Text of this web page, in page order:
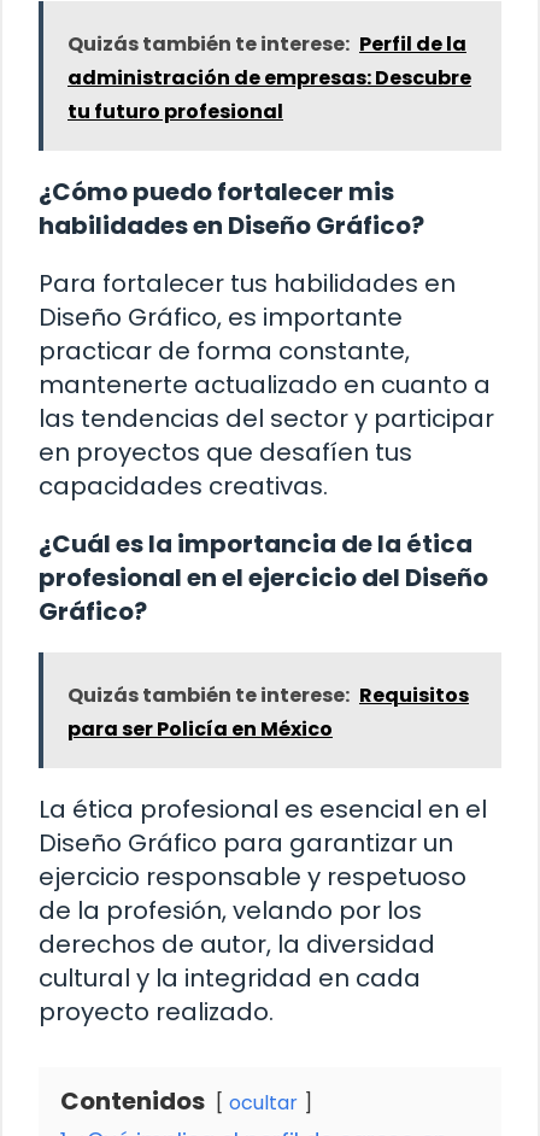
Quizás también te interese: Perfil de la
administración de empresas: Descubre
tu futuro profesional
¿Cómo puedo fortalecer mis
habilidades en Diseño Gráfico?
Para fortalecer tus habilidades en
Diseño Gráfico, es importante
practicar de forma constante,
mantenerte actualizado en cuanto a
las tendencias del sector y participar
en proyectos que desafíen tus
capacidades creativas.
¿Cuál es la importancia de la ética
profesional en el ejercicio del Diseño
Gráfico?
Quizás también te interese: Requisitos
para ser Policía en México
La ética profesional es esencial en el
Diseño Gráfico para garantizar un
ejercicio responsable y respetuoso
de la profesión, velando por los
derechos de autor, la diversidad
cultural y la integridad en cada
proyecto realizado.
Contenidos ocultar